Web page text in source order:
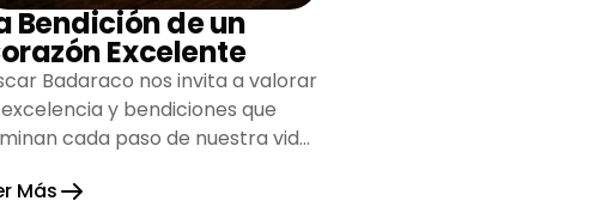
Bendición de un
Excelente
Badaraco nos invita a valorar
y bendiciones que
cada paso de nuestra vida,
y fortaleza.
Más